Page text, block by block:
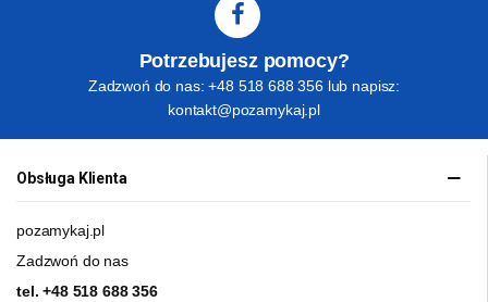
Potrzebujesz pomocy?
Zadzwoń do nas: +48 518 688 356 lub napisz:
kontakt@pozamykaj.pl
Obsługa Klienta
pozamykaj.pl
Zadzwoń do nas
tel.+48 518 688 356